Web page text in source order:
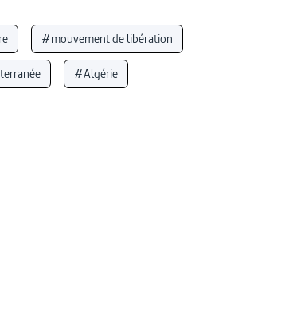
#mouvement de libération
#Algérie